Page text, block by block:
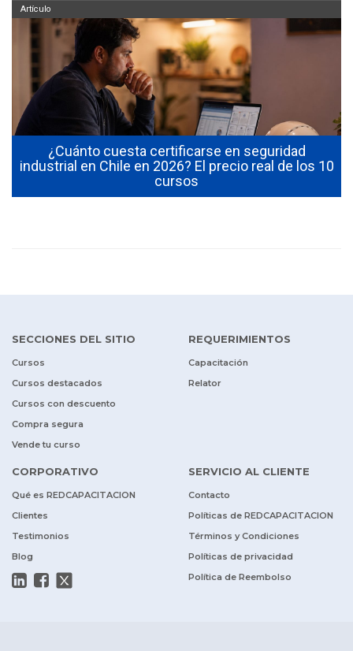
¿Cuánto cuesta certificarse en seguridad
industrial en Chile en 2026? El precio real de los 10
cursos
Artículo
SECCIONES DEL SITIO
Cursos
Cursos destacados
Cursos con descuento
Compra segura
Vende tu curso
REQUERIMIENTOS
Capacitación
Relator
CORPORATIVO
Qué es REDCAPACITACION
Clientes
Testimonios
Blog
SERVICIO AL CLIENTE
Contacto
Políticas de REDCAPACITACION
Términos y Condiciones
Políticas de privacidad
Política de Reembolso